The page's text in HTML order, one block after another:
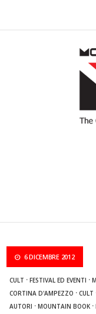
6 DICEMBRE 2012
CULT ·FESTIVAL ED EVENTI ·
CORTINA D'AMPEZZO ·CULT
AUTORI ·MOUNTAIN BOOK ·